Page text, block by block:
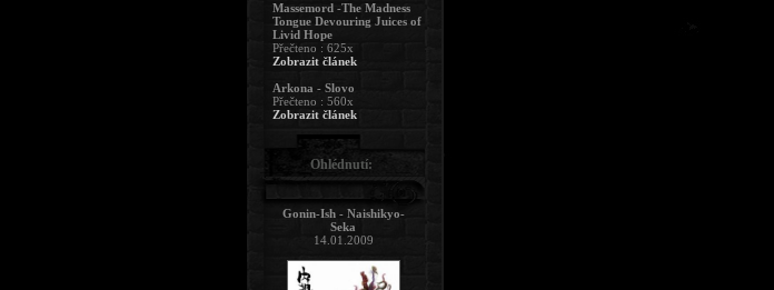
Massemord -The Madness
Tongue Devouring Juices of
Livid Hope
Přečteno : 625x
Zobrazit článek
Arkona - Slovo
Přečteno : 560x
Zobrazit článek
Ohlédnutí:
Gonin-Ish - Naishikyo-
Seka
14.01.2009